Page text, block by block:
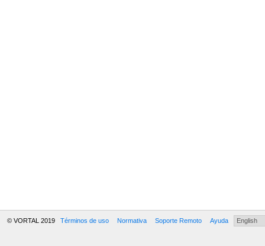
© VORTAL 2019 Términos de uso Normativa Soporte Remoto Ayuda